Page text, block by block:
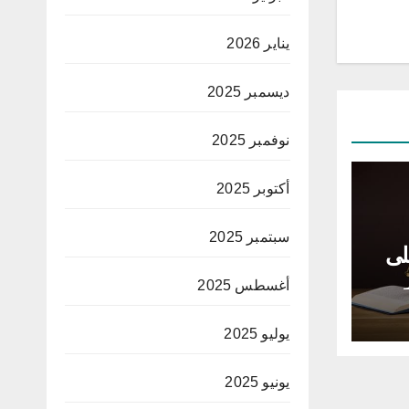
يناير 2026
ديسمبر 2025
نوفمبر 2025
أكتوبر 2025
سبتمبر 2025
أغسطس 2025
يوليو 2025
يونيو 2025